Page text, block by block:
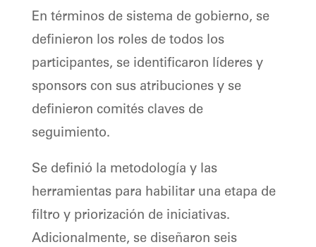
En términos de sistema de gobierno, se
definieron los roles de todos los
participantes, se identificaron líderes y
sponsors con sus atribuciones y se
definieron comités claves de
seguimiento.
Se definió la metodología y las
herramientas para habilitar una etapa de
filtro y priorización de iniciativas.
Adicionalmente, se diseñaron seis